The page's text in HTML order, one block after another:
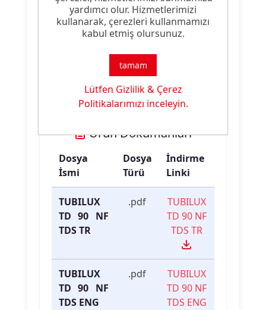
Ürün
Tutkal Hazır Baskı Patı
FF & Yumuşak Tuşe & Parlak
Yüzey
Ürün Dokümanları
Dosya
İsmi
Dosya
Türü
İndirme
Linki
TUBILUX
TD 90 NF
TDS TR
.pdf
TUBILUX
TD 90 NF
TDS TR
TUBILUX
TD 90 NF
TDS ENG
.pdf
TUBILUX
TD 90 NF
TDS ENG
yardımcı olur. Hizmetlerimizi
kullanarak, çerezleri kullanmamızı
kabul etmiş olursunuz.
tamam
Lütfen Gizlilik & Çerez
Politikalarımızı inceleyin.